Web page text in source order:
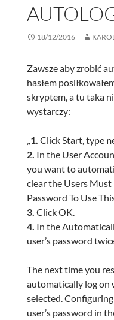
18/12/2016
Zawsze aby zrobić
hasłem
skryptem, a tu taka
wystarczy:
„1. Click Start, type
2. In the User
you want to
clear the Users
Password To Use
3. Click OK.
4. In the
user’s password
The next time you
automatically log on
selected.
user’s password in